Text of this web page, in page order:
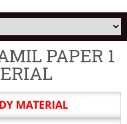
PAPER 1
MATERIAL